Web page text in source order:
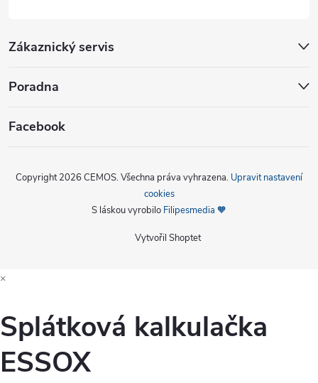
Zákaznický servis
Poradna
Facebook
Vytvořil Shoptet
Copyright 2026 CEMOS. Všechna práva vyhrazena. Upravit nastavení
cookies
S láskou vyrobilo Filipesmedia 🧡
×
Splátková kalkulačka
ESSOX